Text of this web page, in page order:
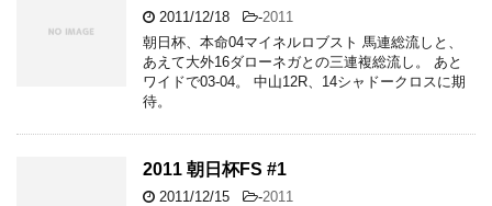
2011/12/18 -2011
朝日杯、本命04マイネルロブスト 馬連総流しと、
あえて大外16ダローネガとの三連複総流し。 あと
ワイドで03-04。 中山12R、14シャドークロスに期
待。
2011 朝日杯FS #1
2011/12/15 -2011